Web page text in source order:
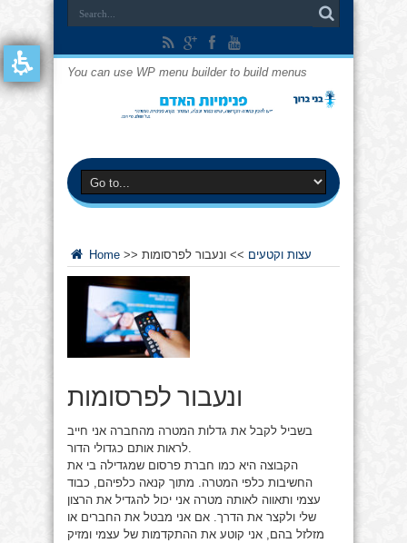
You can use WP menu builder to build menus
Home >> עצות וקטעים >> ונעבור לפרסומות
ונעבור לפרסומות
בשביל לקבל את גדלות המטרה מהחברה אני חייב
לראות אותם כגדולי הדור.
הקבוצה היא כמו חברת פרסום שמגדילה בי את
החשיבות כלפי המטרה. מתוך קנאה כלפיהם, כבוד
עצמי ותאווה לאותה מטרה אני יכול להגדיל את הרצון
שלי ולקצר את הדרך. אם אני מבטל את החברים או
מזלזל בהם, אני קוטע את ההתקדמות של עצמי ומזיק